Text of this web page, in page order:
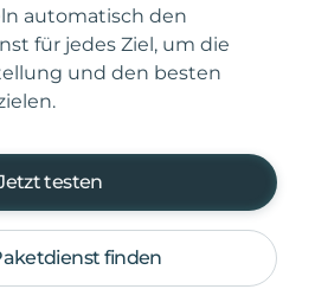
automatisch den
für jedes Ziel, um die
und den besten
testen
finden